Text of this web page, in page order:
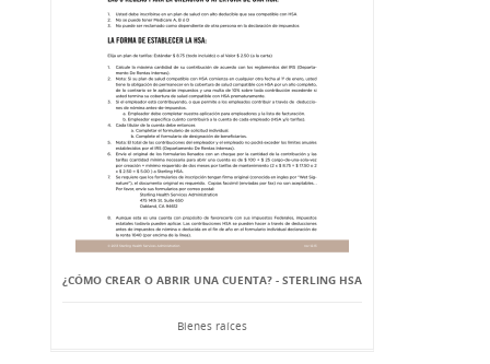
¿CÓMO CREAR O ABRIR UNA CUENTA? - STERLING HSA
Bienes raíces